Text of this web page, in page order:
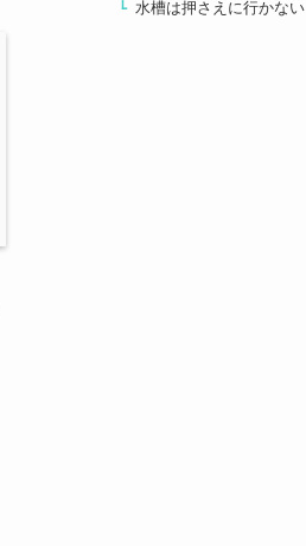
水槽は押さえに行かない